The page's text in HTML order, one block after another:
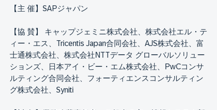
【主 催】SAPジャパン
【協 賛】 キャップジェミニ株式会社、株式会社エル・テ
ィー・エス、Tricentis Japan合同会社、AJS株式会社、富
士通株式会社、株式会社NTTデータ グローバルソリュー
ションズ、日本アイ・ビー・エム株式会社、PwCコンサ
ルティング合同会社、フォーティエンスコンサルティン
グ株式会社、Syniti